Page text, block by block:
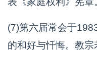
(7)第六届常会于
的和好与忏悔。教